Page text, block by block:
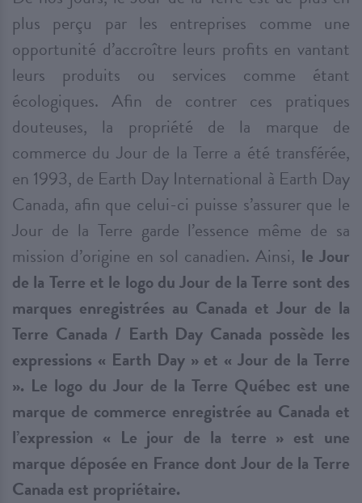
plus perçu par les entreprises comme une
opportunité d’accroître leurs profits en vantant
leurs produits ou services comme étant
écologiques. Afin de contrer ces pratiques
douteuses, la propriété de la marque de
commerce du Jour de la Terre a été transférée,
en 1993, de Earth Day International à Earth Day
Canada, afin que celui-ci puisse s’assurer que le
Jour de la Terre garde l’essence même de sa
mission d’origine en sol canadien. Ainsi, le Jour
de la Terre et le logo du Jour de la Terre sont des
marques enregistrées au Canada et Jour de la
Terre Canada / Earth Day Canada possède les
expressions « Earth Day » et « Jour de la Terre
». Le logo du Jour de la Terre Québec est une
marque de commerce enregistrée au Canada et
l’expression « Le jour de la terre » est une
marque déposée en France dont Jour de la Terre
Canada est propriétaire.